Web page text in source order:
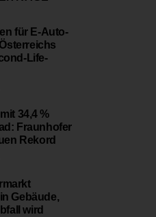
für E-Auto-
Life-
34,4 %
Fraunhofer
Rekord
Gebäude,
wird